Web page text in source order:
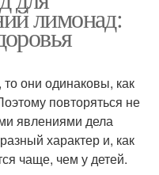
лимонад:
они одинаковы, как
повторяться не
явлениями дела
характер и, как
чаще, чем у детей.